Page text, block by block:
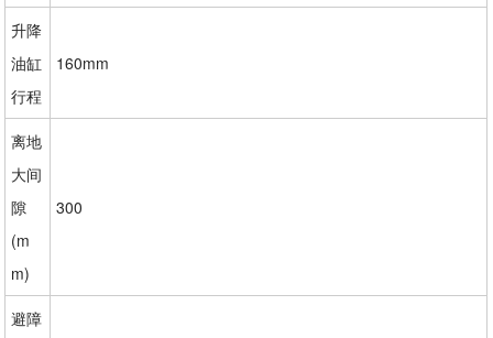
升降
油缸
行程
160mm
离地
大间
隙
(m
m)
300
避障